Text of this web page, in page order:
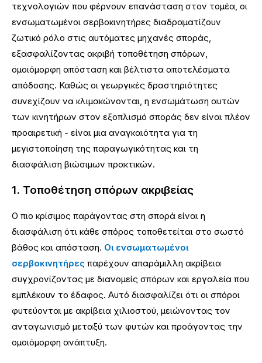
τεχνολογιών που φέρνουν επανάσταση στον τομέα, οι
ενσωματωμένοι σερβοκινητήρες διαδραματίζουν
ζωτικό ρόλο στις αυτόματες μηχανές σποράς,
εξασφαλίζοντας ακριβή τοποθέτηση σπόρων,
ομοιόμορφη απόσταση και βέλτιστα αποτελέσματα
απόδοσης. Καθώς οι γεωργικές δραστηριότητες
συνεχίζουν να κλιμακώνονται, η ενσωμάτωση αυτών
των κινητήρων στον εξοπλισμό σποράς δεν είναι πλέον
προαιρετική - είναι μια αναγκαιότητα για τη
μεγιστοποίηση της παραγωγικότητας και τη
διασφάλιση βιώσιμων πρακτικών.
1. Τοποθέτηση σπόρων ακριβείας
Ο πιο κρίσιμος παράγοντας στη σπορά είναι η
διασφάλιση ότι κάθε σπόρος τοποθετείται στο σωστό
βάθος και απόσταση. Οι ενσωματωμένοι
σερβοκινητήρες παρέχουν απαράμιλλη ακρίβεια
συγχρονίζοντας με διανομείς σπόρων και εργαλεία που
εμπλέκουν το έδαφος. Αυτό διασφαλίζει ότι οι σπόροι
φυτεύονται με ακρίβεια χιλιοστού, μειώνοντας τον
ανταγωνισμό μεταξύ των φυτών και προάγοντας την
ομοιόμορφη ανάπτυξη.